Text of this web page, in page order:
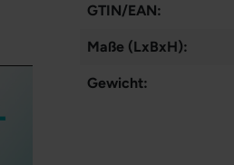
GTIN/EAN:
Maße (LxBxH):
Gewicht: